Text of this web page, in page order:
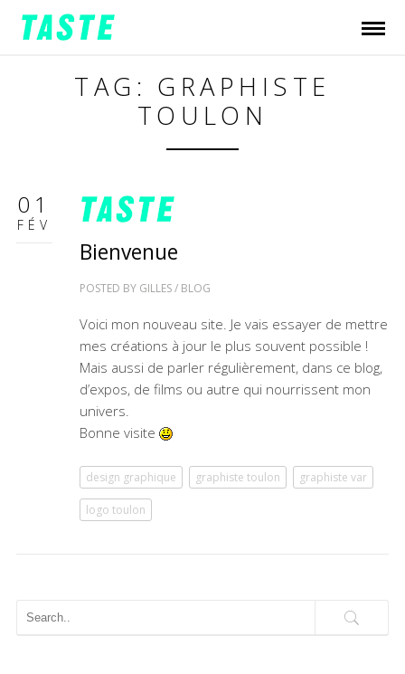
TAG: GRAPHISTE
TOULON
01
FÉV
Bienvenue
POSTED BY GILLES/ BLOG
Voici mon nouveau site. Je vais essayer de mettre
mes créations à jour le plus souvent possible !
Mais aussi de parler régulièrement, dans ce blog,
d’expos, de films ou autre qui nourrissent mon
univers.
Bonne visite
design graphique graphiste toulon graphiste var
logo toulon